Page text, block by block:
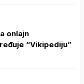
onlajn
“Vikipediju”